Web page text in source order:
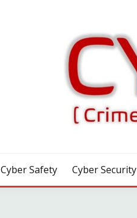
Cyber Safety Cyber Security